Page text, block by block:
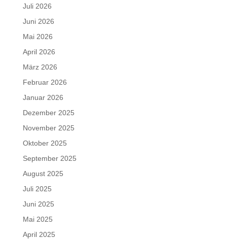
Juli 2026
Juni 2026
Mai 2026
April 2026
März 2026
Februar 2026
Januar 2026
Dezember 2025
November 2025
Oktober 2025
September 2025
August 2025
Juli 2025
Juni 2025
Mai 2025
April 2025